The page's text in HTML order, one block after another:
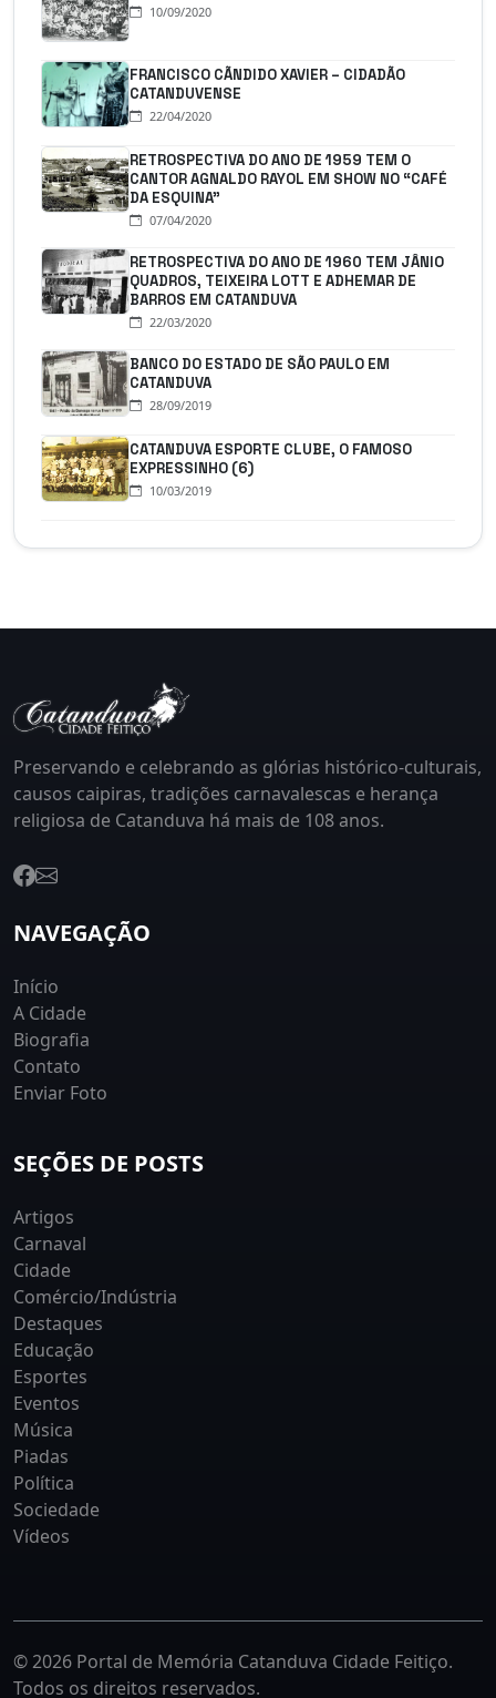
10/09/2020
FRANCISCO CÃNDIDO XAVIER – CIDADÃO
CATANDUVENSE
22/04/2020
RETROSPECTIVA DO ANO DE 1959 TEM O
CANTOR AGNALDO RAYOL EM SHOW NO “CAFÉ
DA ESQUINA”
07/04/2020
RETROSPECTIVA DO ANO DE 1960 TEM JÂNIO
QUADROS, TEIXEIRA LOTT E ADHEMAR DE
BARROS EM CATANDUVA
22/03/2020
BANCO DO ESTADO DE SÃO PAULO EM
CATANDUVA
28/09/2019
CATANDUVA ESPORTE CLUBE, O FAMOSO
EXPRESSINHO (6)
10/03/2019
Preservando e celebrando as glórias histórico-culturais,
causos caipiras, tradições carnavalescas e herança
religiosa de Catanduva há mais de 108 anos.
NAVEGAÇÃO
Início
A Cidade
Biografia
Contato
Enviar Foto
SEÇÕES DE POSTS
Artigos
Carnaval
Cidade
Comércio/Indústria
Destaques
Educação
Esportes
Eventos
Música
Piadas
Política
Sociedade
Vídeos
© 2026 Portal de Memória Catanduva Cidade Feitiço.
Todos os direitos reservados.